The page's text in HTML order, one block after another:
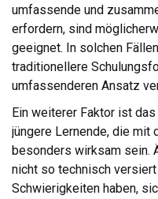
umfassende und
erfordern, sind
geeignet. In solchen
traditionellere
umfassenderen Ansatz
Ein weiterer Faktor ist
jüngere Lernende, die mit
besonders wirksam sein.
nicht so technisch
Schwierigkeiten haben,